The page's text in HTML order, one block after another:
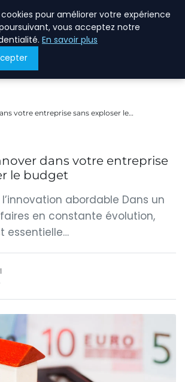
votre entreprise sans exploser le…
dans votre entreprise
le budget
abordable Dans un
en constante évolution,
essentielle…
pour améliorer votre expérience
vous acceptez notre
En savoir plus